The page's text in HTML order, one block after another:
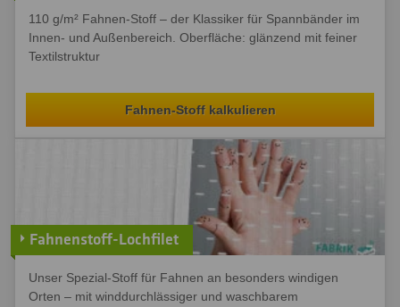
110 g/m² Fahnen-Stoff – der Klassiker für Spannbänder im
Innen- und Außenbereich. Oberfläche: glänzend mit feiner
Textilstruktur
Fahnen-Stoff kalkulieren
Fahnenstoff-Lochfilet
Unser Spezial-Stoff für Fahnen an besonders windigen
Orten – mit winddurchlässiger und waschbarem